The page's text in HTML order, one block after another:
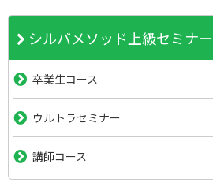
シルバメソッド上級セミナー
卒業生コース
ウルトラセミナー
講師コース